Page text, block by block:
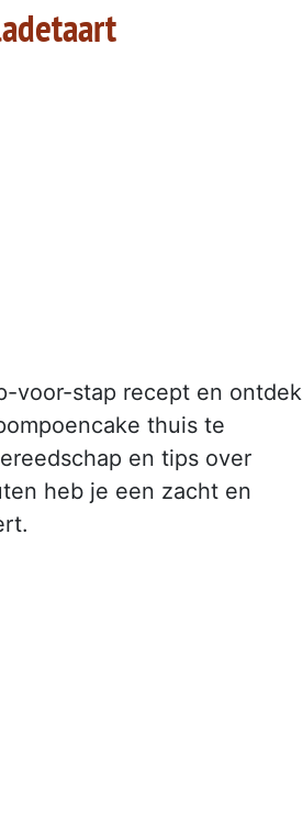
voor-stap recept en ontdek
thuis te
en tips over
heb je een zacht en